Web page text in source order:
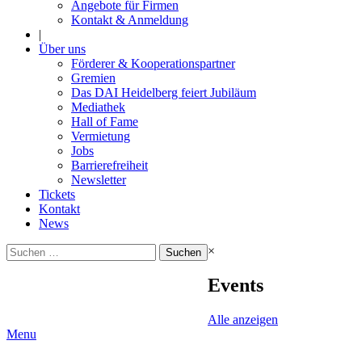
Angebote für Firmen
Kontakt & Anmeldung
|
Über uns
Förderer & Kooperationspartner
Gremien
Das DAI Heidelberg feiert Jubiläum
Mediathek
Hall of Fame
Vermietung
Jobs
Barrierefreiheit
Newsletter
Tickets
Kontakt
News
Suchen
nach:
×
Events
Alle anzeigen
Menu